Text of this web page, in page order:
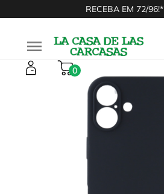
RECEBA EM 72/96!*

0